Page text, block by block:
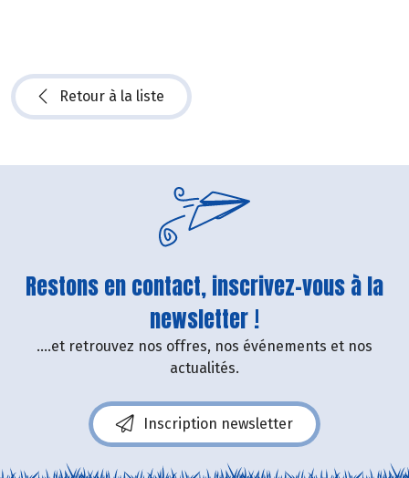
Retour à la liste
Restons en contact, inscrivez-vous à la
newsletter !
....et retrouvez nos offres, nos événements et nos
actualités.
Inscription newsletter